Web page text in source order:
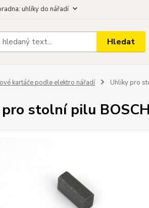
uhlíky do nářadí
Hledat
kartáče podle elektro nářadí Uhlíky pro
stolní pilu